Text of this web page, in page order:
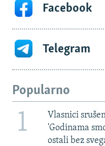
Facebook
Telegram
Popularno
1
Vlasnici
'Godinama
ostali bez